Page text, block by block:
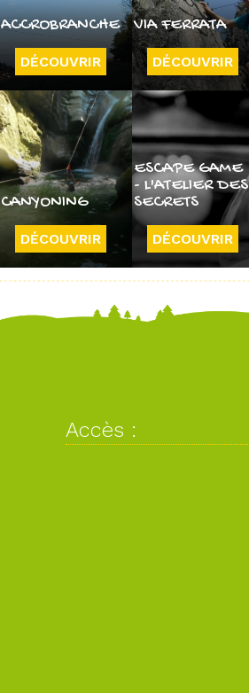
ACCROBRANCHE
DÉCOUVRIR
VIA FERRATA
DÉCOUVRIR
CANYONING
DÉCOUVRIR
ESCAPE GAME
- L'ATELIER DES
SECRETS
DÉCOUVRIR
Accès :